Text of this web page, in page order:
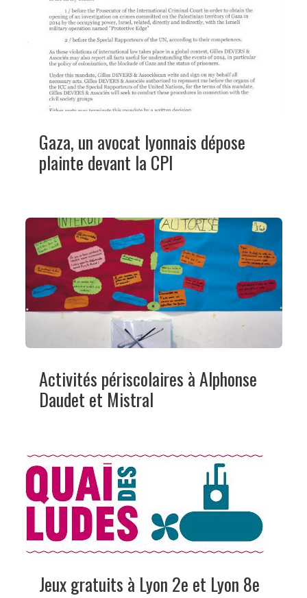
Gaza, un avocat lyonnais dépose
plainte devant la CPI
Activités périscolaires à Alphonse
Daudet et Mistral
Jeux gratuits à Lyon 2e et Lyon 8e